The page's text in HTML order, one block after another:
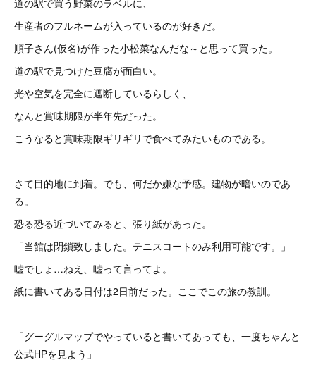
道の駅で買う野菜のラベルに、
生産者のフルネームが入っているのが好きだ。
順子さん(仮名)が作った小松菜なんだな～と思って買った。
道の駅で見つけた豆腐が面白い。
光や空気を完全に遮断しているらしく、
なんと賞味期限が半年先だった。
こうなると賞味期限ギリギリで食べてみたいものである。
さて目的地に到着。でも、何だか嫌な予感。建物が暗いのであ
る。
恐る恐る近づいてみると、張り紙があった。
「当館は閉鎖致しました。テニスコートのみ利用可能です。」
嘘でしょ…ねえ、嘘って言ってよ。
紙に書いてある日付は2日前だった。ここでこの旅の教訓。
「グーグルマップでやっていると書いてあっても、一度ちゃんと
公式HPを見よう」